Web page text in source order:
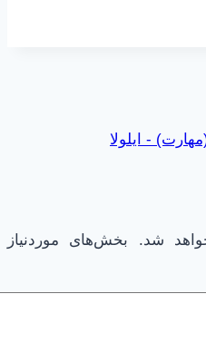
- ایلولا
شد.
بخش‌های موردنیاز